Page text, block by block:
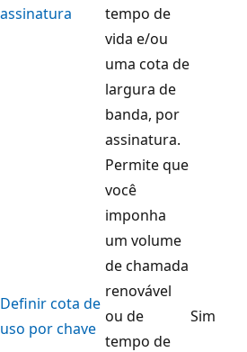
assinatura
tempo de
vida e/ou
uma cota de
largura de
banda, por
assinatura.
Definir cota de
uso por chave
Permite que
você
imponha
um volume
de chamada
renovável
ou de
tempo de
Sim